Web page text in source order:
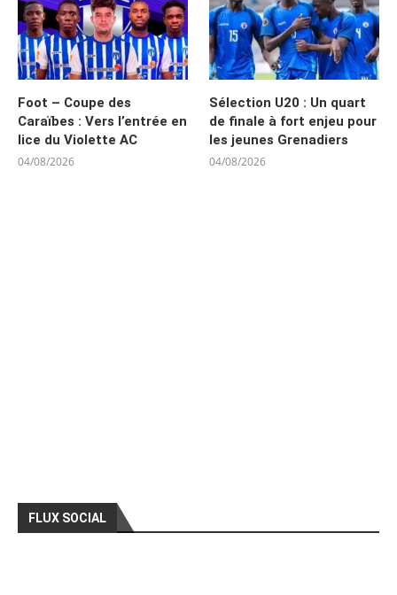
Foot – Coupe des
Caraïbes : Vers l’entrée en
lice du Violette AC
04/08/2026
Sélection U20 : Un quart
de finale à fort enjeu pour
les jeunes Grenadiers
04/08/2026
FLUX SOCIAL